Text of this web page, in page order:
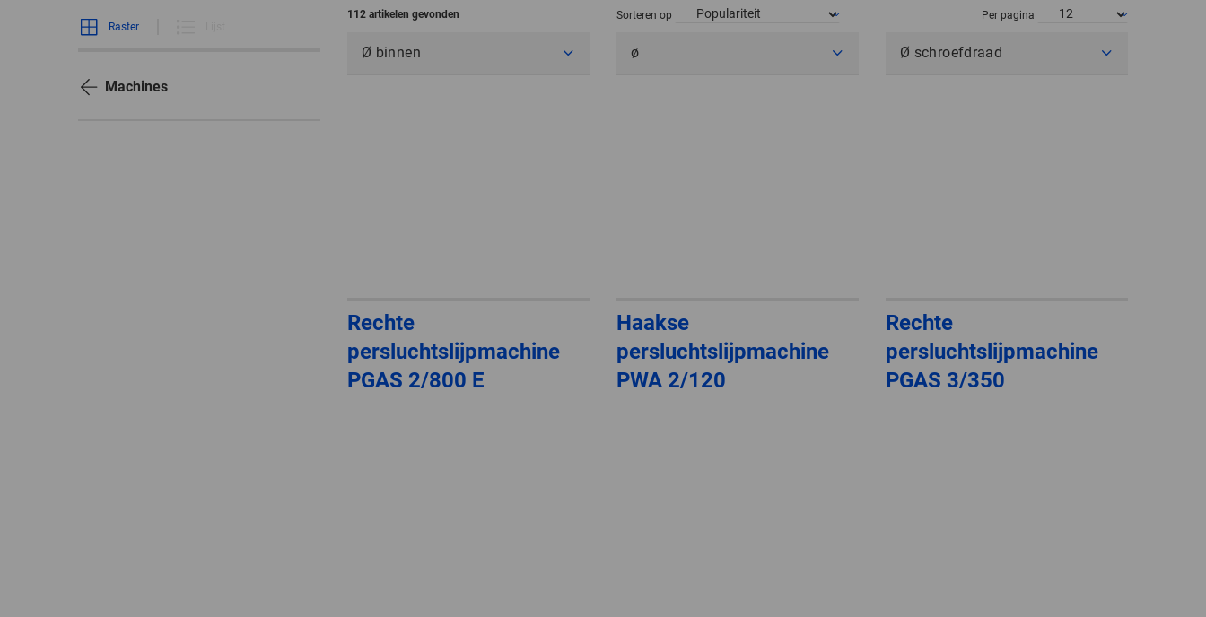
POLAND
SPAIN
AUSTRALIA
Raster
Machines
112 artikelen gevonden Sorteren op Per pagina
Ø binnen ø Ø schroefdraad
Rechte
persluchtslijpmachine
PGAS 2/800 E
Haakse
persluchtslijpmachine
PWA 2/120
Rechte
persluchtslijpmachine
PGAS 3/350